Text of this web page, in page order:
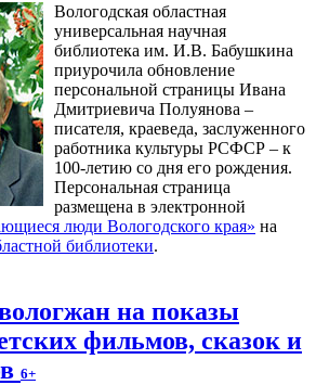
Вологодская областная
универсальная научная
библиотека им. И.В. Бабушкина
приурочила обновление
персональной страницы Ивана
Дмитриевича Полуянова –
писателя, краеведа, заслуженного
работника культуры РСФСР – к
100‑летию со дня его рождения.
Персональная страница
размещена в электронной
люди Вологодского края» на
библиотеки.
на показы
фильмов, сказок и
6+